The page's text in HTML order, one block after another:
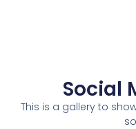
Social
This is a gallery to